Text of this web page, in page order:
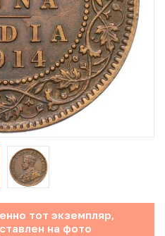
(с 1999 года)
монеты СССР и России
(Unusual)
монеты
тот экземпляр,
на фото